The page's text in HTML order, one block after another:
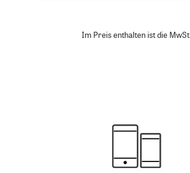
Im Preis enthalten ist die MwSt.